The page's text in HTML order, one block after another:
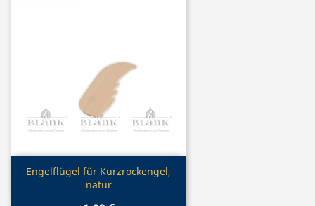
 Vorschau
Engelflügel für Kurzrockengel,
natur